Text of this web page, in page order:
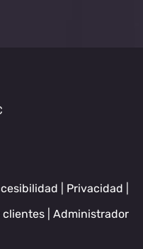
Privacidad
clientes
Administrador